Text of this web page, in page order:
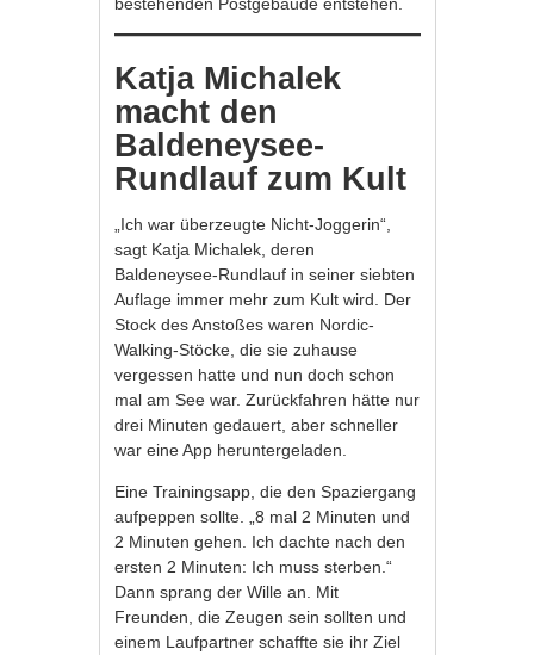
Katja Michalek
macht den
Baldeneysee-
Rundlauf zum Kult
„Ich war überzeugte Nicht-Joggerin“,
sagt Katja Michalek, deren
Baldeneysee-Rundlauf in seiner siebten
Auflage immer mehr zum Kult wird. Der
Stock des Anstoßes waren Nordic-
Walking-Stöcke, die sie zuhause
vergessen hatte und nun doch schon
mal am See war. Zurückfahren hätte nur
drei Minuten gedauert, aber schneller
war eine App heruntergeladen.
Eine Trainingsapp, die den Spaziergang
aufpeppen sollte. „8 mal 2 Minuten und
2 Minuten gehen. Ich dachte nach den
ersten 2 Minuten: Ich muss sterben.“
Dann sprang der Wille an. Mit
Freunden, die Zeugen sein sollten und
einem Laufpartner schaffte sie ihr Ziel